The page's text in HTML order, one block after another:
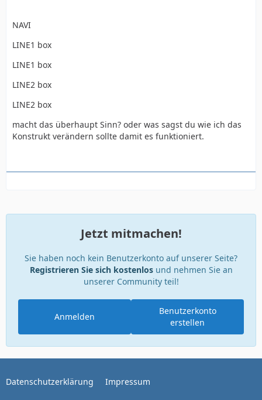
NAVI
LINE1 box
LINE1 box
LINE2 box
LINE2 box
macht das überhaupt Sinn? oder was sagst du wie ich das
Konstrukt verändern sollte damit es funktioniert.
Jetzt mitmachen!
Sie haben noch kein Benutzerkonto auf unserer Seite?
Registrieren Sie sich kostenlosund nehmen Sie an
unserer Community teil!
Benutzerkonto
erstellen
Anmelden
Datenschutzerklärung Impressum